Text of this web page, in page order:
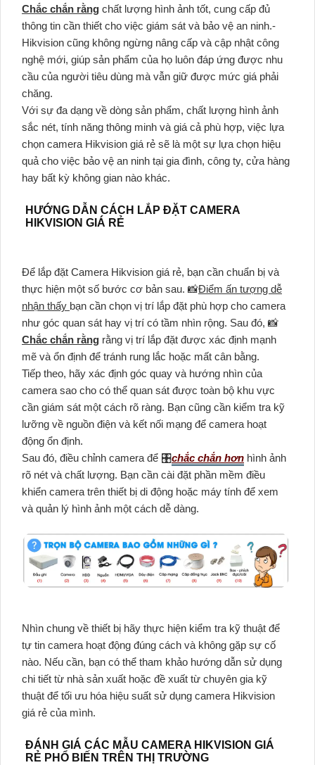
Chắc chắn rằng chất lượng hình ảnh tốt, cung cấp đủ
thông tin cần thiết cho việc giám sát và bảo vệ an ninh.-
Hikvision cũng không ngừng nâng cấp và cập nhật công
nghệ mới, giúp sản phẩm của họ luôn đáp ứng được nhu
cầu của người tiêu dùng mà vẫn giữ được mức giá phải
chăng.
Với sự đa dạng về dòng sản phẩm, chất lượng hình ảnh
sắc nét, tính năng thông minh và giá cả phù hợp, việc lựa
chọn camera Hikvision giá rẻ sẽ là một sự lựa chọn hiệu
quả cho việc bảo vệ an ninh tại gia đình, công ty, cửa hàng
hay bất kỳ không gian nào khác.
HƯỚNG DẪN CÁCH LẮP ĐẶT CAMERA
HIKVISION GIÁ RẺ
Để lắp đặt Camera Hikvision giá rẻ, bạn cần chuẩn bị và
thực hiện một số bước cơ bản sau. 📸Điểm ấn tượng dễ
nhận thấy bạn cần chọn vị trí lắp đặt phù hợp cho camera
như góc quan sát hay vị trí có tầm nhìn rộng. Sau đó, 📸
Chắc chắn rằng rằng vị trí lắp đặt được xác định mạnh
mẽ và ổn định để tránh rung lắc hoặc mất cân bằng.
Tiếp theo, hãy xác định góc quay và hướng nhìn của
camera sao cho có thể quan sát được toàn bộ khu vực
cần giám sát một cách rõ ràng. Bạn cũng cần kiểm tra kỹ
lưỡng về nguồn điện và kết nối mạng để camera hoạt
động ổn định.
Sau đó, điều chỉnh camera để 🎛chắc chắn hơn hình ảnh
rõ nét và chất lượng. Bạn cần cài đặt phần mềm điều
khiển camera trên thiết bị di động hoặc máy tính để xem
và quản lý hình ảnh một cách dễ dàng.
Nhìn chung về thiết bị hãy thực hiện kiểm tra kỹ thuật để
tự tin camera hoạt động đúng cách và không gặp sự cố
nào. Nếu cần, bạn có thể tham khảo hướng dẫn sử dụng
chi tiết từ nhà sản xuất hoặc đề xuất từ chuyên gia kỹ
thuật để tối ưu hóa hiệu suất sử dụng camera Hikvision
giá rẻ của mình.
ĐÁNH GIÁ CÁC MẪU CAMERA HIKVISION GIÁ
RẺ PHỔ BIẾN TRÊN THỊ TRƯỜNG